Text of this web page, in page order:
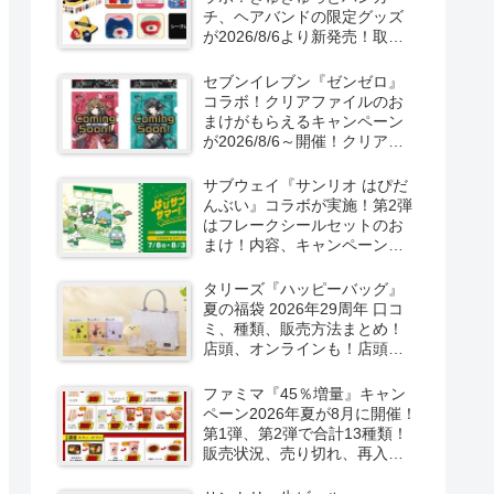
チ、ヘアバンドの限定グッズ
が2026/8/6より新発売！取扱
セブンイレブン『ゼンゼロ』
コラボ！クリアファイルのお
まけがもらえるキャンペーン
が2026/8/6～開催！クリアカ
売！
サブウェイ『サンリオ はぴだ
んぶい』コラボが実施！第2弾
はフレークシールセットのお
まけ！内容、キャンペーンま
タリーズ『ハッピーバッグ』
夏の福袋 2026年29周年 口コ
ミ、種類、販売方法まとめ！
店頭、オンラインも！店頭と
ファミマ『45％増量』キャン
ペーン2026年夏が8月に開催！
第1弾、第2弾で合計13種類！
販売状況、売り切れ、再入荷